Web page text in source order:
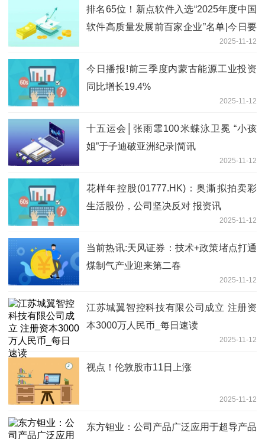
排名65位！新点软件入选“2025年度中国
软件高质量发展前百家企业”名单|今日要
2025-11-12
今日播报!前三季度内蒙古能源工业投资
同比增长19.4%
2025-11-12
十五运会│张雨霏100米蝶泳卫冕 “小孩
姐”于子迪破亚洲纪录|简讯
2025-11-12
花样年控股(01777.HK)：奥澌拟拍卖彩
生活股份，公司坚决反对 报资讯
2025-11-12
当前热讯:天风证券：技术+政策堵点打通
煤制气产业迎来第二春
2025-11-12
江苏城翼智控科技有限公司成立 注册资
本3000万人民币_每日速读
2025-11-12
视点！伦敦股市11日上涨
2025-11-12
东方钽业：公司产品广泛应用于超导产品